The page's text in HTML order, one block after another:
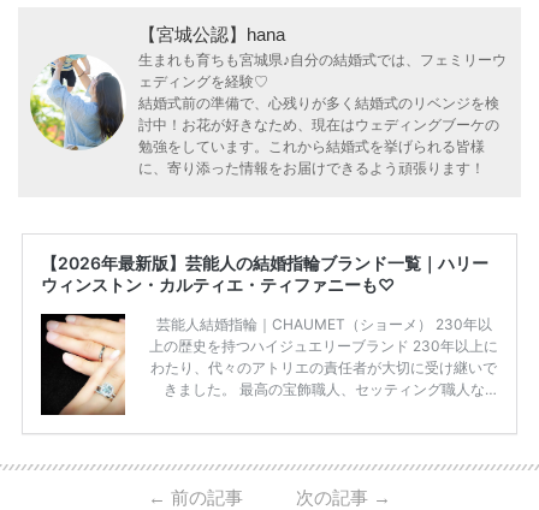
【宮城公認】hana
生まれも育ちも宮城県♪自分の結婚式では、フェミリーウ
ェディングを経験♡
結婚式前の準備で、心残りが多く結婚式のリベンジを検
討中！お花が好きなため、現在はウェディングブーケの
勉強をしています。これから結婚式を挙げられる皆様
に、寄り添った情報をお届けできるよう頑張ります！
【2026年最新版】芸能人の結婚指輪ブランド一覧｜ハリー
ウィンストン・カルティエ・ティファニーも♡
芸能人結婚指輪｜CHAUMET（ショーメ） 230年以
上の歴史を持つハイジュエリーブランド 230年以上に
わたり、代々のアトリエの責任者が大切に受け継いで
きました。 最高の宝飾職人、セッティング職人な
高品質の宝石を扱っています。 至高のデザインと品
ん・魔裟斗さんの婚約指輪 魔裟斗さんが矢沢さんに
贈られた指輪は1カラットのものです。 ショーメの価
← 前の記事 次の記事 →